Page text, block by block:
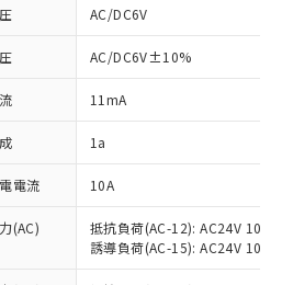
AC/DC6V
AC/DC6V±10%
11mA
1a
電流 10A
(AC)
抵抗負荷(AC-12): AC24V 10A/
誘導負荷(AC-15): AC24V
みいただき、同意のうえ
は、当社制御機器事業取扱
庫状況および標準価格
させていただくもので
器事業取扱商品の中には、
の対象外となる商品もある
指令（10物質）の非含
に切り替える予定のある
RoHS指令（10物質）の
商品で、対応品を出す予
RoHS指令（10物質）の
を調査中または確認中の
ンス料など無形物で、有
のない商品です。
より、非含有部品として
料含有率が中国RoHSの
ことを示します。
材料含有率が中国RoHSの